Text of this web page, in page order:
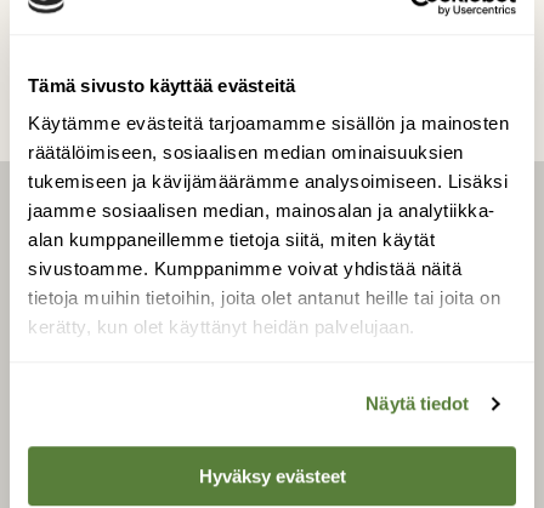
Tämä sivusto käyttää evästeitä
Käytämme evästeitä tarjoamamme sisällön ja mainosten
räätälöimiseen, sosiaalisen median ominaisuuksien
tukemiseen ja kävijämäärämme analysoimiseen. Lisäksi
jaamme sosiaalisen median, mainosalan ja analytiikka-
alan kumppaneillemme tietoja siitä, miten käytät
sivustoamme. Kumppanimme voivat yhdistää näitä
tietoja muihin tietoihin, joita olet antanut heille tai joita on
kerätty, kun olet käyttänyt heidän palvelujaan.
Näytä tiedot
Hyväksy evästeet
LEHTI
Uusin lehti
Tilaa Suomen Luonto
Tilaa digilukuoikeus
Tilaa uutiskirje